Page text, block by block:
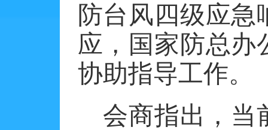
防台风四级应
应，国家防总办
协助指导工作。
会商指出，当